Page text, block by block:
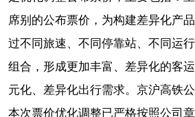
席别的公布票价，为构建差异化产
过不同旅速、不同停靠站、不同运
组合，形成更加丰富、差异化的客
元化、差异化出行需求。京沪高铁
本次票价优化调整已严格按照公司